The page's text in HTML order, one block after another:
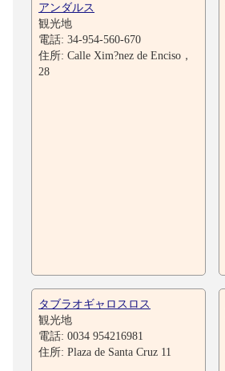
アンダルス
観光地
電話: 34-954-560-670
住所: Calle Xim?nez de Enciso，
28
タブラオギャロスロス
観光地
電話: 0034 954216981
住所: Plaza de Santa Cruz 11